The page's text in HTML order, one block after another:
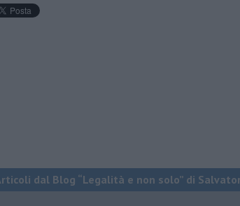
dal Blog “Legalità e non solo” di